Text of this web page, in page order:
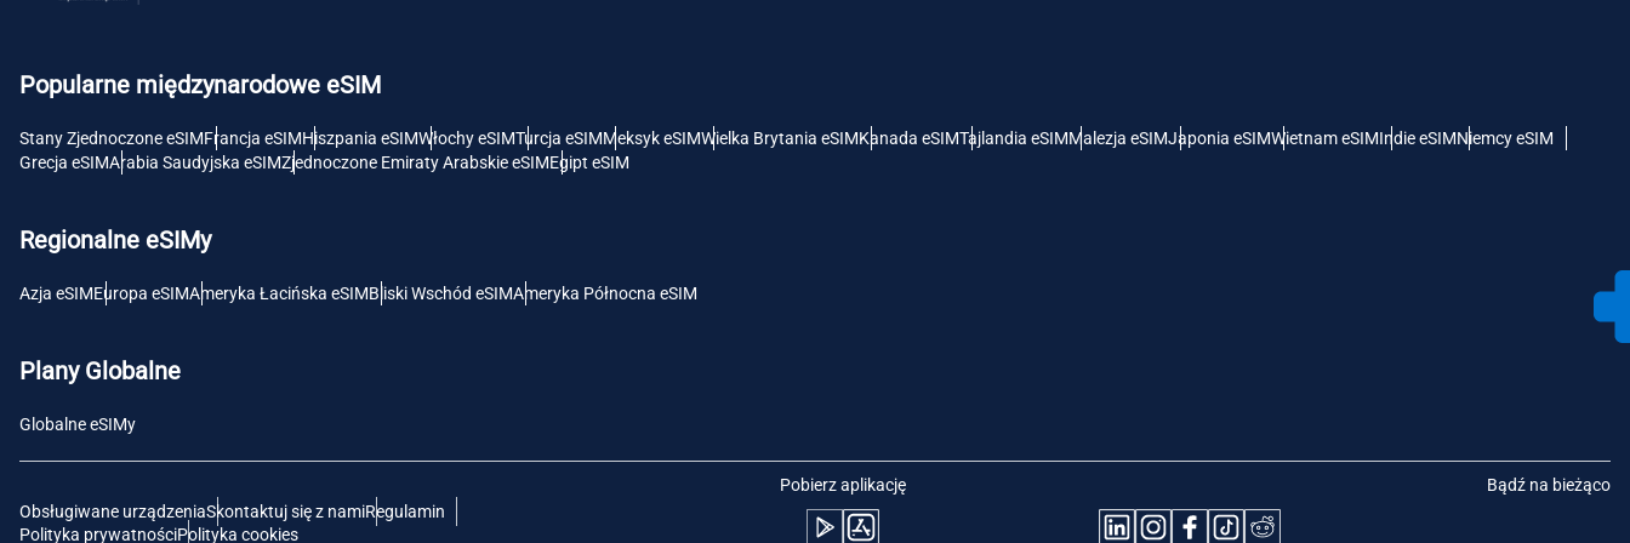
Popularne międzynarodowe eSIM
Stany Zjednoczone eSIMFrancja eSIMHiszpania eSIMWłochy eSIMTurcja eSIMMeksyk eSIMWielka Brytania eSIMKanada eSIMTajlandia eSIMMalezja eSIMJaponia eSIMWietnam eSIMIndie eSIMNiemcy eSIM
Grecja eSIMArabia Saudyjska eSIMZjednoczone Emiraty Arabskie eSIMEgipt eSIM
Regionalne eSIMy
Azja eSIMEuropa eSIMAmeryka Łacińska eSIMBliski Wschód eSIMAmeryka Północna eSIM
Plany Globalne
Globalne eSIMy
Obsługiwane urządzeniaSkontaktuj się z namiRegulamin
Polityka prywatnościPolityka cookies
Pobierz aplikację Bądź na bieżąco
Deutsch
Português
THB - Bat